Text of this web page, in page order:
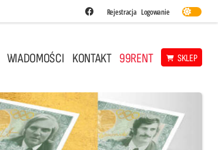
Fundacja Siatkarska
Rejestracja Logowanie
WIADOMOŚCI KONTAKT 99RENT SKLEP